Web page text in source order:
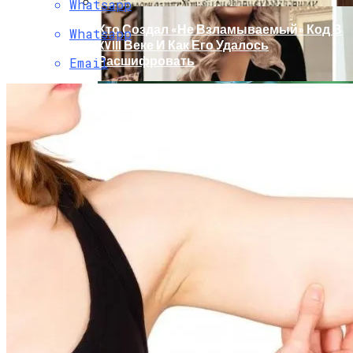
Раскрась Свой Год: Какой Цвет
Принесет Тебе Успех В 2026 Году По
Знаку Зодиака
Кто Создал «не Взламываемый» Код В
XVIII Веке И Как Его Удалось
Расшифровать
Whatsapp
Whatsapp
Email